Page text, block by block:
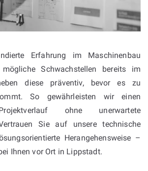
Erfahrung im Maschinenbau
Schwachstellen bereits im
diese präventiv, bevor es zu
So gewährleisten wir einen
ohne unerwartete
Sie auf unsere technische
Herangehensweise –
Ihnen vor Ort in Lippstadt.